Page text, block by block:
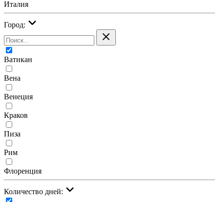
Италия
Город:
Ватикан
Вена
Венеция
Краков
Пиза
Рим
Флоренция
Количество дней: